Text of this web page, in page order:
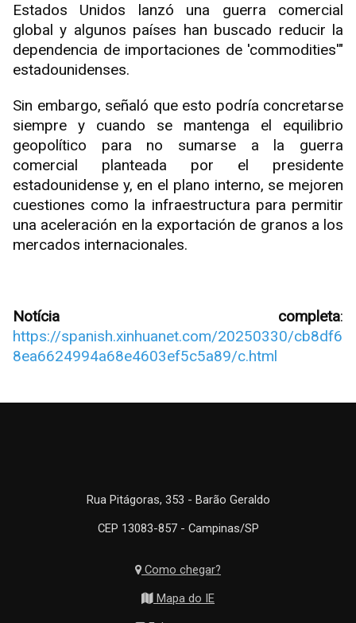
Estados Unidos lanzó una guerra comercial
global y algunos países han buscado reducir la
dependencia de importaciones de 'commodities'"
estadounidenses.
Sin embargo, señaló que esto podría concretarse
siempre y cuando se mantenga el equilibrio
geopolítico para no sumarse a la guerra
comercial planteada por el presidente
estadounidense y, en el plano interno, se mejoren
cuestiones como la infraestructura para permitir
una aceleración en la exportación de granos a los
mercados internacionales.
Notícia completa:
https://spanish.xinhuanet.com/20250330/cb8df6
8ea6624994a68e4603ef5c5a89/c.html
Rua Pitágoras, 353 - Barão Geraldo
CEP 13083-857 - Campinas/SP
Como chegar?
Mapa do IE